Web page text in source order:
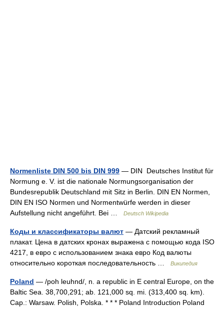
Normenliste DIN 500 bis DIN 999 — DIN Deutsches Institut für
Normung e. V. ist die nationale Normungsorganisation der
Bundesrepublik Deutschland mit Sitz in Berlin. DIN EN Normen,
DIN EN ISO Normen und Normentwürfe werden in dieser
Aufstellung nicht angeführt. Bei …
Deutsch Wikipedia
Коды и классификаторы валют — Датский рекламный
плакат. Цена в датских кронах выражена с помощью кода ISO
4217, в евро с использованием знака евро Код валюты
относительно короткая последовательность …
Википедия
Poland — /poh leuhnd/, n. a republic in E central Europe, on the
Baltic Sea. 38,700,291; ab. 121,000 sq. mi. (313,400 sq. km).
Cap.: Warsaw. Polish, Polska. * * * Poland Introduction Poland